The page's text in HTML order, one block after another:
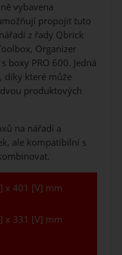
vybavena
propojit tuto
z řady Qbrick
Organizer
boxy PRO 600. Jedná
díky které může
produktových
na nářadí a
ale kompatibilní s
x 401 [V] mm
x 331 [V] mm